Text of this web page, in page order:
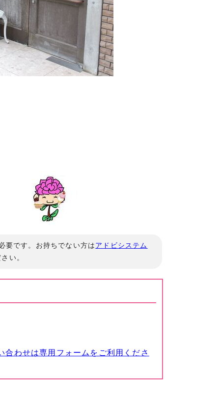
要です。お持ちでない方はアドビシステム
い。
わせは専用フォームをご利用くださ